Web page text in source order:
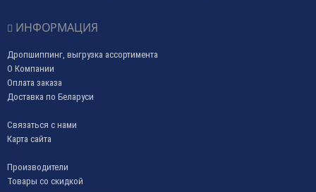
ИНФОРМАЦИЯ
Дропшиппинг, выгрузка ассортимента
О Компании
Оплата заказа
Доставка по Беларуси
Связаться с нами
Карта сайта
Производители
Товары со скидкой